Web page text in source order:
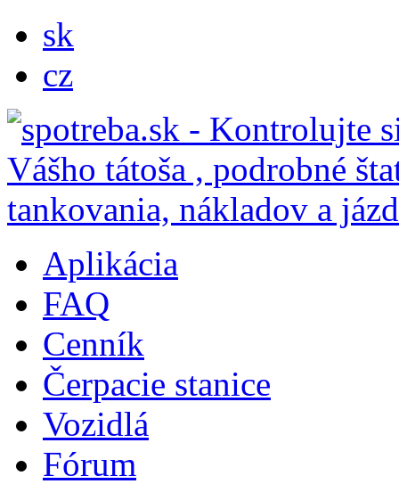
sk
cz
Aplikácia
FAQ
Cenník
Čerpacie stanice
Vozidlá
Fórum